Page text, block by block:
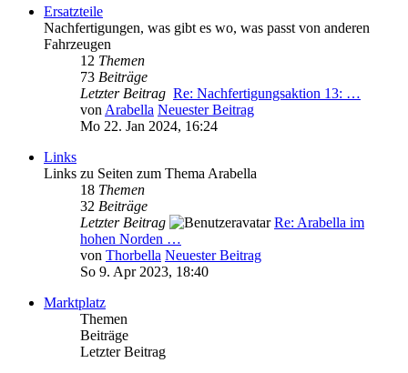
Ersatzteile
Nachfertigungen, was gibt es wo, was passt von anderen
Fahrzeugen
12 Themen
73 Beiträge
Letzter Beitrag Re: Nachfertigungsaktion 13: …
von Arabella Neuester Beitrag
Mo 22. Jan 2024, 16:24
Links
Links zu Seiten zum Thema Arabella
18 Themen
32 Beiträge
Letzter Beitrag
Re: Arabella im
hohen Norden …
von Thorbella Neuester Beitrag
So 9. Apr 2023, 18:40
Marktplatz
Themen
Beiträge
Letzter Beitrag